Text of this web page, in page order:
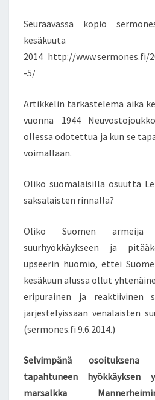
N
U
L
N
I
R
N
P
I
R
I
T
E
S
S
Seuraavassa kopio
kesäkuuta
2014 http://www.sermones.fi/
-5/
Artikkelin tarkastelema aika
vuonna 1944
ollessa odotettua ja kun se
voimallaan.
Oliko suomalaisilla osuutta
saksalaisten rinnalla?
Oliko Suomen armeija
suurhyökkäykseen ja
upseerin huomio, ettei
kesäkuun alussa ollut
eripurainen ja reaktiivinen
järjestelyissään venäläisten
(sermones.fi 9.6.2014.)
Selvimpänä osoituksena
tapahtuneen hyökkäyksen
marsalkka